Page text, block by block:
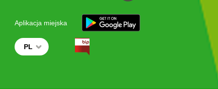
Aplikacja miejska
PL